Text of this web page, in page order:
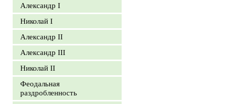
Александр I
Николай I
Александр II
Александр III
Николай II
Феодальная
раздробленность